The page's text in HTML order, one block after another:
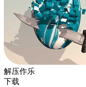
解压作乐
下载